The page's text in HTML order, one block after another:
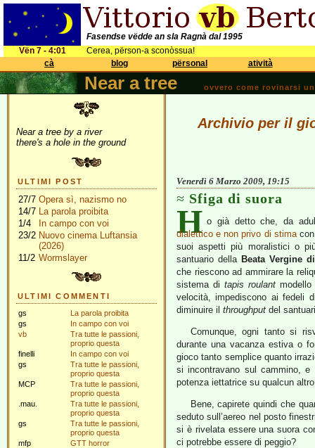
Fasendse vëdde an sla Ragnà dal 1995
Vën 7 - 4:01
Cerea, përson-a sconòssua!
cà
blog përsonal atività
Near a tree ovvero come rovinarsi
Near a tree by a river
there's a hole in the ground
ULTIMI POST
27/7 Opera sì, nazismo no
14/7 La parola proibita
1/4
In campo con voi
23/2 Nuovo cinema Luftansia
(2026)
11/2 Wormslayer
ULTIMI COMMENTI
gs
La parola proibita
gs
In campo con voi
vb
Tra tutte le passioni,
proprio questa
finelli
In campo con voi
gs
Tra tutte le passioni,
proprio questa
MCP
Tra tutte le passioni,
proprio questa
.mau.
Tra tutte le passioni,
proprio questa
gs
Tra tutte le passioni,
proprio questa
mfp
GTT horror
Archivio per il
Venerdì 6 Marzo 2009, 19:15
Sfiga di suora
H o già detto che, da
dialettico e non privo di stima
suoi aspetti più moralistici o
santuario della Beata Vergine
che riescono ad ammirare la
sistema di tapis roulantmodello
velocità, impediscono ai fedeli
diminuire il throughput del
Comunque, ogni tanto si
durante una vacanza estiva o
gioco tanto semplice quanto
si incontravano sul cammino, e
potenza iettatrice su qualcun
Bene, capirete quindi che
seduto sull’aereo nel posto
si è rivelata essere una suora
ci potrebbe essere di peggio?